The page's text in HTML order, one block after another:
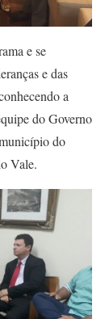
e se
e das
a
do Governo
do
Vale.